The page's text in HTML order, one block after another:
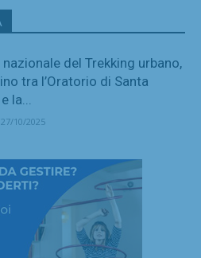
del Trekking urbano,
tra l’Oratorio di Santa
la...
27/10/2025